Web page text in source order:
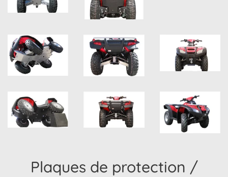
Plaques de protection /